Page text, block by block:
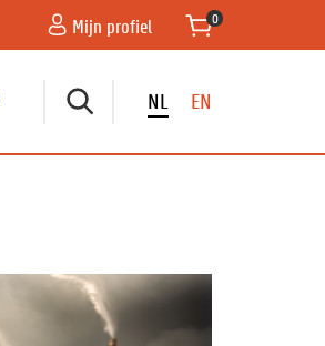
Mijn profiel
NL EN